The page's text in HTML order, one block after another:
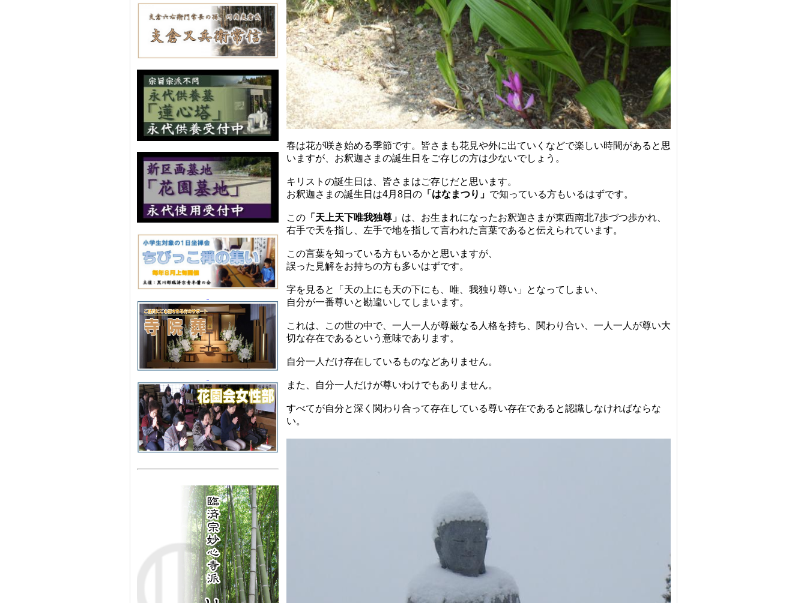
春は花が咲き始める季節です。皆さまも花見や外に出ていくなどで楽しい時間があると思
いますが、 お釈迦さまの誕生日をご存じの方は少ないでしょう。
キリストの誕生日は、皆さまはご存じだと思います。
お釈迦さまの誕生日は4月8日の 「はなまつり」 で知っている方もいるはずです。
この 「天上天下唯我独尊」 は、お生まれになったお釈迦さまが東西南北7歩づつ歩かれ、
右手で天を指し、左手で地を指して言われた言葉であると伝えられています。
この言葉を知っている方もいるかと思いますが、
誤った見解をお持ちの方も多いはずです。
字を見ると
「天の上にも天の下にも、唯、我独り尊い」となってしまい、
自分が一番尊いと勘違いしてしまいます。
これは、この世の中で、一人一人が尊厳なる人格を持ち、関わり合い、 一人一人が尊い大
切な存在であるという意味であります。
自分一人だけ存在しているものなどありません。
また、自分一人だけが尊いわけでもありません。
すべてが自分と深く関わり合って存在している尊い存在であると認識しなければならな
い。